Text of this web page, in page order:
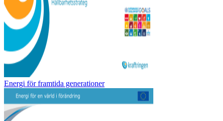
Energi för framtida generationer